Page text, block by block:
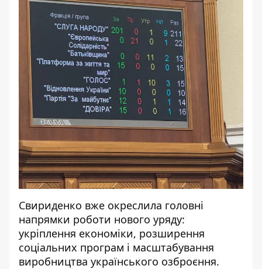
Свириденко вже окреслила головні
напрямки роботи нового уряду:
укріплення економіки, розширення
соціальних програм і масштабування
виробництва українського озброєння.